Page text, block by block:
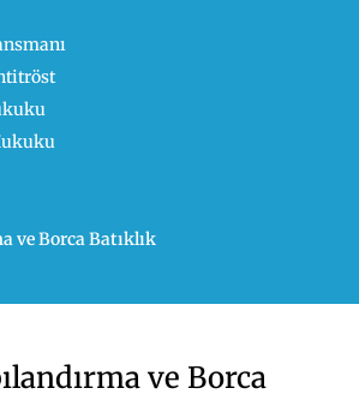
ve Borca Batıklık
ve Borca